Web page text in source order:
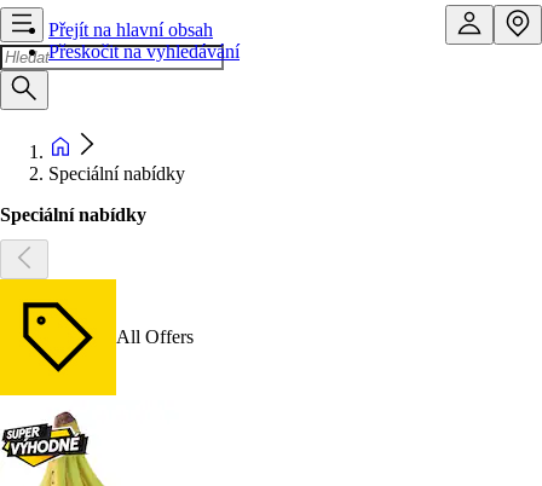
Přejít na hlavní obsah
Přeskočit na vyhledávání
Speciální nabídky
Speciální nabídky
All Offers